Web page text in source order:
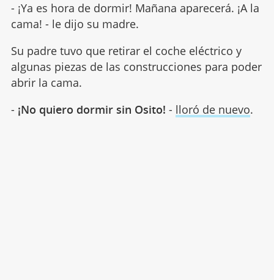
- ¡Ya es hora de dormir! Mañana aparecerá. ¡A la
cama! - le dijo su madre.
Su padre tuvo que retirar el coche eléctrico y
algunas piezas de las construcciones para poder
abrir la cama.
- ¡No quiero dormir sin Osito! - lloró de nuevo.